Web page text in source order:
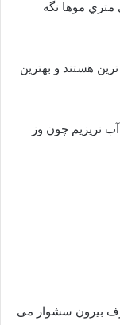
در فاصله 30 سانتي ‌متري مو‌ها نگه‌
هستند و بهترين
نریزیم چون وز
بیرون سشوار می